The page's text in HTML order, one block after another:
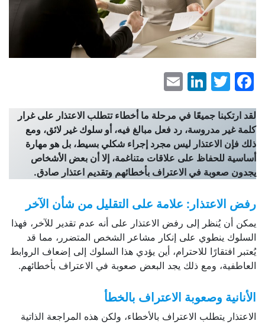
Facebook
Twitter
LinkedIn
لقد ارتكبنا جميعًا في مرحلة ما أخطاء تتطلب الاعتذار على غرار
كلمة غير مدروسة، رد فعل مبالغ فيه، أو سلوك غير لائق، ومع
ذلك فإن الاعتذار ليس مجرد إجراء شكلي بسيط، بل هو مهارة
أساسية للحفاظ على علاقات متناغمة، إلا أن بعض الأشخاص
يجدون صعوبة في الاعتراف بأخطائهم وتقديم اعتذار صادق.
رفض الاعتذار: علامة على التقليل من شأن الآخر
يمكن أن يُنظر إلى رفض الاعتذار على أنه عدم تقدير للآخر، فهذا
السلوك ينطوي على إنكار مشاعر الشخص المتضرر، مما قد
يُعتبر افتقارًا للاحترام، أين يؤدي هذا السلوك إلى إضعاف الروابط
العاطفية، ومع ذلك يجد البعض صعوبة في الاعتراف بأخطائهم.
الأنانية وصعوبة الاعتراف بالخطأ
الاعتذار يتطلب الاعتراف بالأخطاء، ولكن هذه المراجعة الذاتية